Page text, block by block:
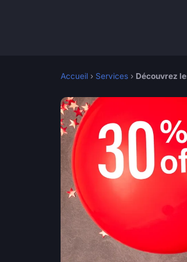
Accueil › Services › Découvrez